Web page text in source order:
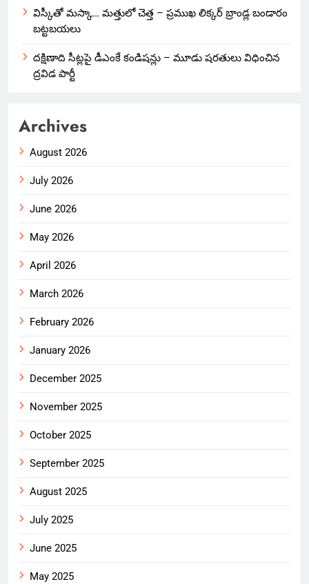
విస్కీతో మస్కా… మత్తులో చెత్త – ప్రముఖ లిక్కర్ బ్రాండ్ల బండారం
బట్టబయలు
దక్షిణాది సీట్లపై డీఎంకే కండిషన్లు – మూడు షరతులు విధించిన
ద్రవిడ పార్టీ
Archives
August 2026
July 2026
June 2026
May 2026
April 2026
March 2026
February 2026
January 2026
December 2025
November 2025
October 2025
September 2025
August 2025
July 2025
June 2025
May 2025